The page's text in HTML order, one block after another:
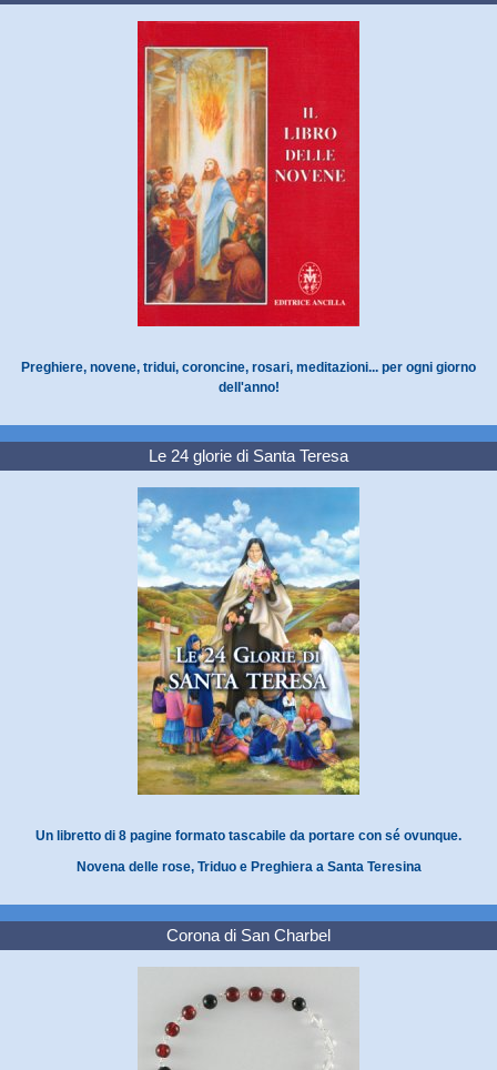
Preghiere, novene, tridui, coroncine, rosari, meditazioni... per ogni giorno
dell'anno!
Le 24 glorie di Santa Teresa
Un libretto di 8 pagine formato tascabile da portare con sé ovunque.
Novena delle rose, Triduo e Preghiera a Santa Teresina
Corona di San Charbel